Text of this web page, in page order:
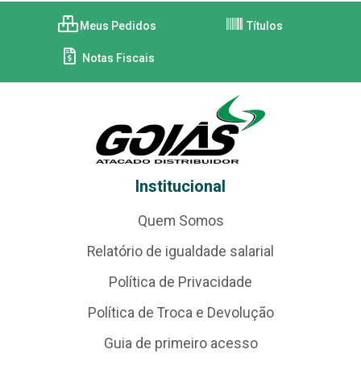
Meus Pedidos Títulos
Notas Fiscais
Institucional
Quem Somos
Relatório de igualdade salarial
Política de Privacidade
Política de Troca e Devolução
Guia de primeiro acesso